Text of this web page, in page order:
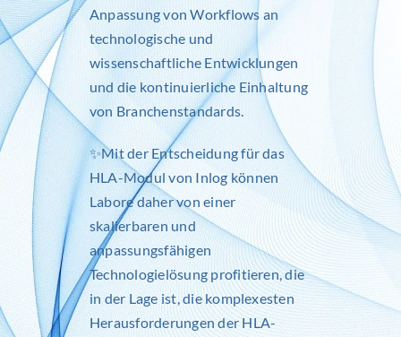
Anpassung von Workflows an
technologische und
wissenschaftliche Entwicklungen
und die kontinuierliche Einhaltung
von Branchenstandards.
✨Mit der Entscheidung für das
HLA-Modul von Inlog können
Labore daher von einer
skalierbaren und
anpassungsfähigen
Technologielösung profitieren, die
in der Lage ist, die komplexesten
Herausforderungen der HLA-